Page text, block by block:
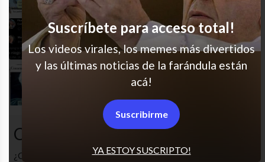
Flor de mentirosa
Ya ni nos creemos
Comentarios
¿Cuál es tu opinión? Comenta!
YA ESTOY SUSCRIPTO!
Suscríbete para acceso total!
Los videos virales, los memes más divertidos
y las últimas noticias de la farándula están
acá!
Suscribirme